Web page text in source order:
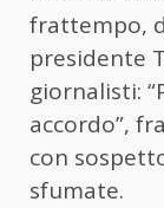
frattempo,
presidente
giornalisti:
accordo”,
con
sfumate.